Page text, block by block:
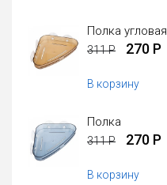
Полка угловая
311 Р 270 Р
В корзину
Полка
311 Р 270 Р
В корзину